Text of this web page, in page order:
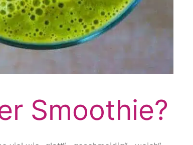
Smoothie?